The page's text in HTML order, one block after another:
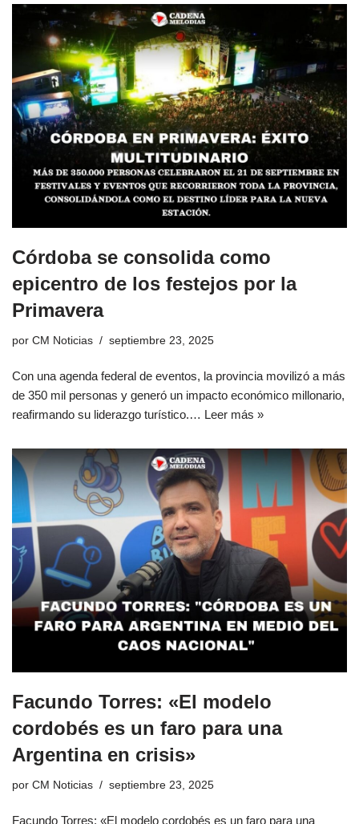
Córdoba se consolida como
epicentro de los festejos por la
Primavera
por CM Noticias septiembre 23, 2025
Con una agenda federal de eventos, la provincia movilizó a más
de 350 mil personas y generó un impacto económico millonario,
reafirmando su liderazgo turístico.… Leer más »
Facundo Torres: «El modelo
cordobés es un faro para una
Argentina en crisis»
por CM Noticias septiembre 23, 2025
Facundo Torres: «El modelo cordobés es un faro para una